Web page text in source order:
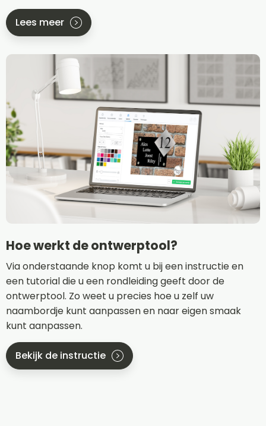
Lees meer
Hoe werkt de ontwerptool?
Via onderstaande knop komt u bij een instructie en
een tutorial die u een rondleiding geeft door de
ontwerptool. Zo weet u precies hoe u zelf uw
naambordje kunt aanpassen en naar eigen smaak
kunt aanpassen.
Bekijk de instructie